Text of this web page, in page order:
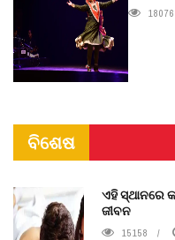
18076
ବିଶେଷ
ଏହି ସ୍ଥାନରେ
ଜୀବନ
15158